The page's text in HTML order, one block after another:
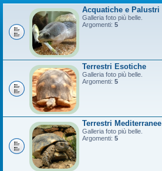
Acquatiche e Palustri
Galleria foto più belle.
Argomenti: 5
Terrestri Esotiche
Galleria foto più belle.
Argomenti: 5
Terrestri Mediterranee
Galleria foto più belle.
Argomenti: 5